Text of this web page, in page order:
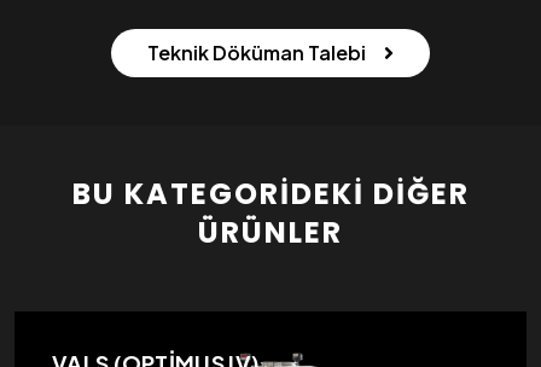
Teknik Döküman Talebi
BU KATEGORIDEKI DIĞER
ÜRÜNLER